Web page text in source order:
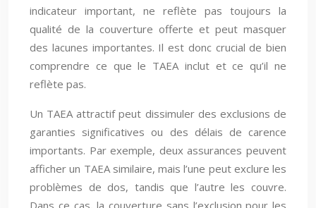
indicateur important, ne reflète pas toujours la
qualité de la couverture offerte et peut masquer
des lacunes importantes. Il est donc crucial de bien
comprendre ce que le TAEA inclut et ce qu’il ne
reflète pas.
Un TAEA attractif peut dissimuler des exclusions de
garanties significatives ou des délais de carence
importants. Par exemple, deux assurances peuvent
afficher un TAEA similaire, mais l’une peut exclure les
problèmes de dos, tandis que l’autre les couvre.
Dans ce cas, la couverture sans l’exclusion pour les